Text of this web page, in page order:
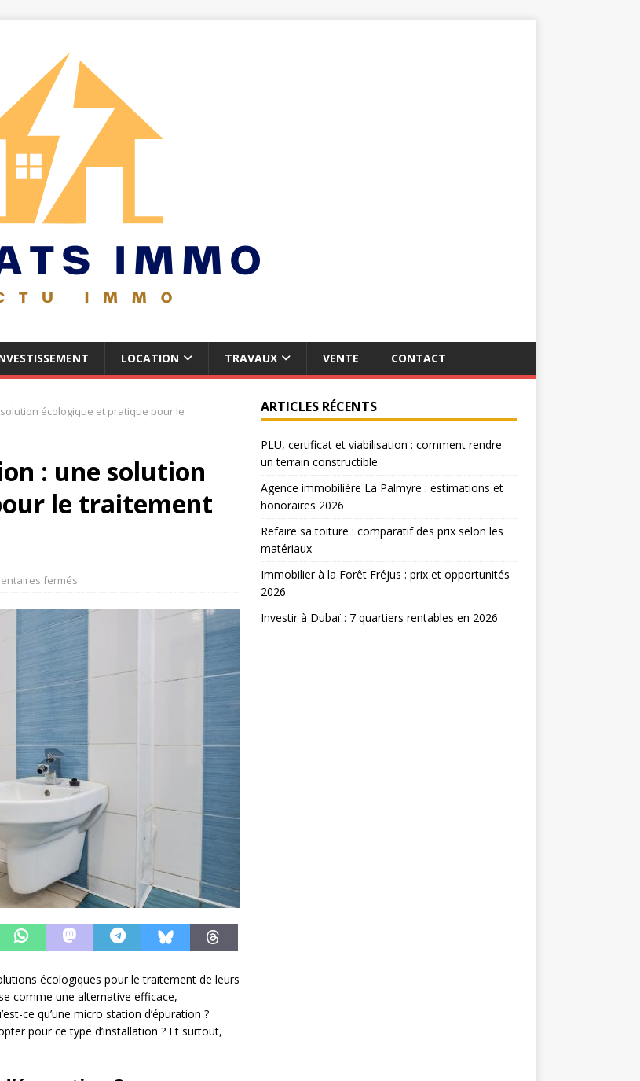
LOCATION TRAVAUX VENTE CONTACT
écologique et pratique pour le
: une solution
le traitement
fermés
écologiques pour le traitement de leurs
comme une alternative efficace,
ce qu’une micro station d’épuration ?
pour ce type d’installation ? Et surtout,
ARTICLES RÉCENTS
PLU, certificat et viabilisation : comment rendre
un terrain constructible
Agence immobilière La Palmyre : estimations et
honoraires 2026
Refaire sa toiture : comparatif des prix selon les
matériaux
Immobilier à la Forêt Fréjus : prix et opportunités
2026
Investir à Dubaï : 7 quartiers rentables en 2026